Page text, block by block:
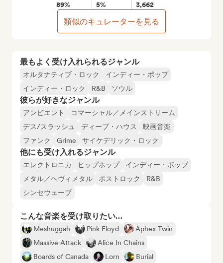
最もよく受け入れられるジャンル
オルタナティブ・ロック
インディー・ポップ
インディー・ロック
R&B ソウル
彼らが好きなジャンル
アンビエント
コマーシャル／メインストリーム
デス/スラッシュ
ディープ・ハウス
映画音楽
ファンク
Grime サイケデリック・ロック
他にも受け入れるジャンル
エレクトロニカ ヒップホップ
インディー・ポップ
メタル／ヘヴィメタル
ポストロック
R&B
シンセウェーブ
こんな音楽を受け取りたい…
Meshuggah Pink Floyd
Aphex Twin
Massive Attack
Alice In Chains
Boards of Canada
Lorn
Burial
89% 5% 3,662
類似のキュレーターを見る